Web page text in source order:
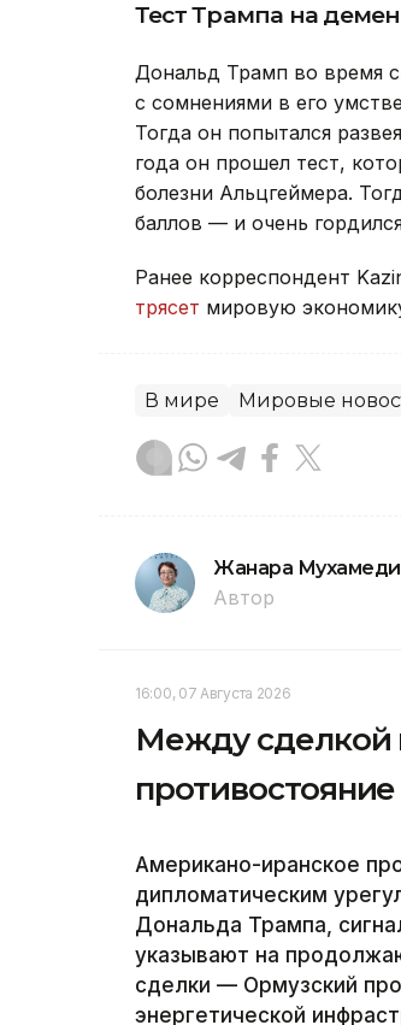
Тест Трампа на
Дональд Трамп во время
с сомнениями в его
Тогда он попытался
года он прошел тест,
болезни Альцгеймера.
баллов — и очень
Ранее корреспондент
трясет мировую
В мире Мировые
Жанара
Автор
16:00, 07 Августа 2026
Между сделкой
Американо-иранское
дипломатическим
Дональда Трампа,
указывают на
сделки — Ормузский
энергетической